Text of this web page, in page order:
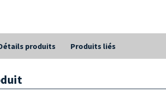
produits Produits liés